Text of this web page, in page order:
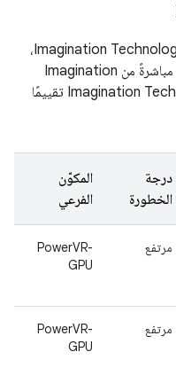
تؤثر هذه الثغرات الأمنية في مكونات Imagination Technologies،
ويمكنك الحصول على مزيد من التفاصيل مباشرةً من Imagination
Technologies. تقدّم شركة Imagination Technologies تقييمًا
درجة
الخطورة
المكوّن
الفرعي
مرتفع
PowerVR-
GPU
مرتفع
PowerVR-
GPU